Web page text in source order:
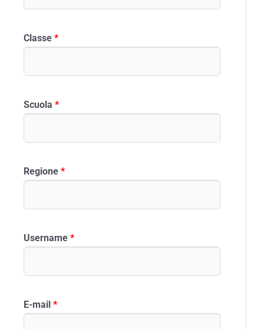
Classe *
Scuola *
Regione *
Username *
E-mail *